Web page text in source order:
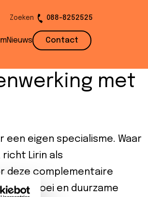
Zoeken 088-8252525
Nieuws Contact
met
eigen specialisme. Waar
Lirin als
deze complementaire
bij groei en duurzame